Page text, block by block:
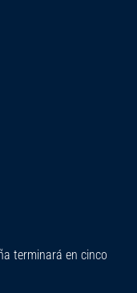
terminará en cinco